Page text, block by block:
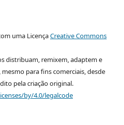
uma LicençaCreative Commons
distribuam, remixem, adaptem e
para fins comerciais, desde
pela criação original.
by/4.0/legalcode